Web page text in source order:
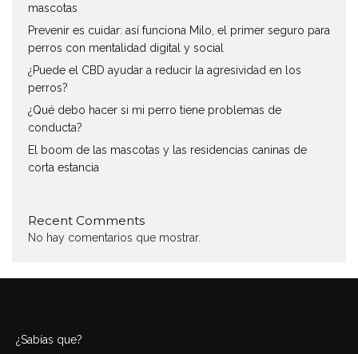
mascotas
Prevenir es cuidar: así funciona Milo, el primer seguro para
perros con mentalidad digital y social
¿Puede el CBD ayudar a reducir la agresividad en los
perros?
¿Qué debo hacer si mi perro tiene problemas de
conducta?
El boom de las mascotas y las residencias caninas de
corta estancia
Recent Comments
No hay comentarios que mostrar.
¿Sabías que?